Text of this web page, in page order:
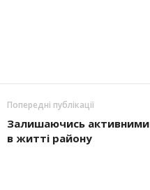
Попередні публікації
Залишаючись активними
в житті району